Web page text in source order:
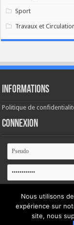
Sport
Travaux et
Informations
Politique de
Connexion
Mot de passe oublié ?
Nous utilisons
expérience sur
site, nous